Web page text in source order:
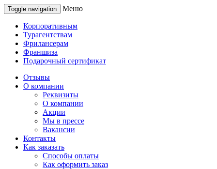
Toggle navigation Меню
Корпоративным
Турагентствам
Фрилансерам
Франшиза
Подарочный сертификат
Отзывы
О компании
Реквизиты
О компании
Акции
Мы в прессе
Вакансии
Контакты
Как заказать
Способы оплаты
Как оформить заказ